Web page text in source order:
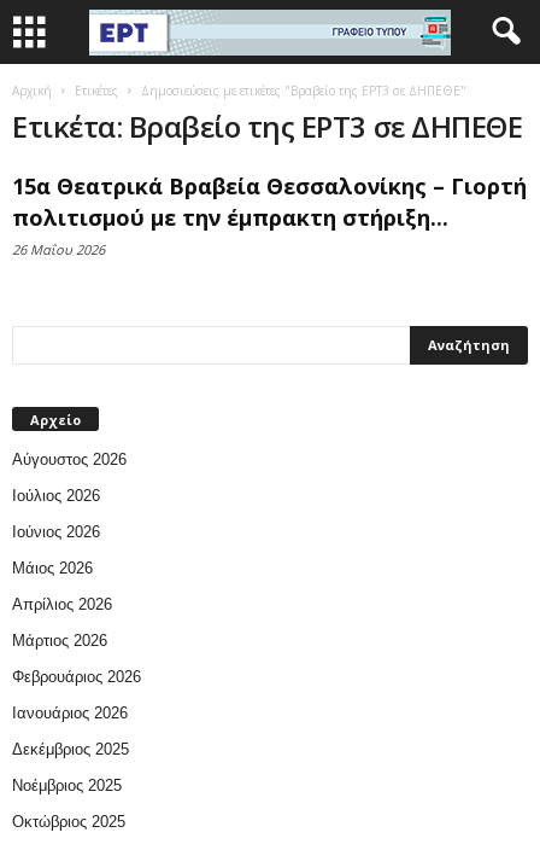
Αρχική Ετικέτες Δημοσιεύσεις με ετικέτες "Βραβείο της ΕΡΤ3 σε ΔΗΠΕΘΕ"
Ετικέτα: Βραβείο της ΕΡΤ3 σε ΔΗΠΕΘΕ
15α Θεατρικά Βραβεία Θεσσαλονίκης – Γιορτή
πολιτισμού με την έμπρακτη στήριξη...
26 Μαΐου 2026
Αρχείο
Αύγουστος 2026
Ιούλιος 2026
Ιούνιος 2026
Μάιος 2026
Απρίλιος 2026
Μάρτιος 2026
Φεβρουάριος 2026
Ιανουάριος 2026
Δεκέμβριος 2025
Νοέμβριος 2025
Οκτώβριος 2025